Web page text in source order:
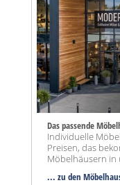
Das passende
Individuelle
Preisen, das
Möbelhäusern in
... zu den